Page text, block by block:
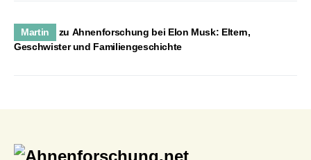
Martin zu Ahnenforschung bei Elon Musk: Eltern,
Geschwister und Familiengeschichte